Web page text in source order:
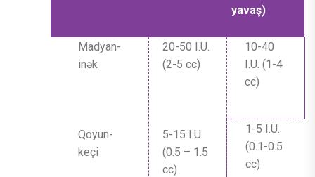
yavaş)
Madyan-
inək
Qoyun-
keçi
20-50 I.U.
(2-5 cc)
5-15 I.U.
(0.5 – 1.5
cc)
10-40
I.U. (1-4
cc)
1-5 I.U.
(0.1-0.5
cc)